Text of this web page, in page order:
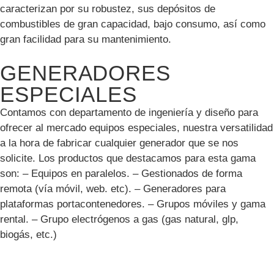
caracterizan por su robustez, sus depósitos de
combustibles de gran capacidad, bajo consumo, así como
gran facilidad para su mantenimiento.
GENERADORES
ESPECIALES
Contamos con departamento de ingeniería y diseño para
ofrecer al mercado equipos especiales, nuestra versatilidad
a la hora de fabricar cualquier generador que se nos
solicite. Los productos que destacamos para esta gama
son: – Equipos en paralelos. – Gestionados de forma
remota (vía móvil, web. etc). – Generadores para
plataformas portacontenedores. – Grupos móviles y gama
rental. – Grupo electrógenos a gas (gas natural, glp,
biogás, etc.)